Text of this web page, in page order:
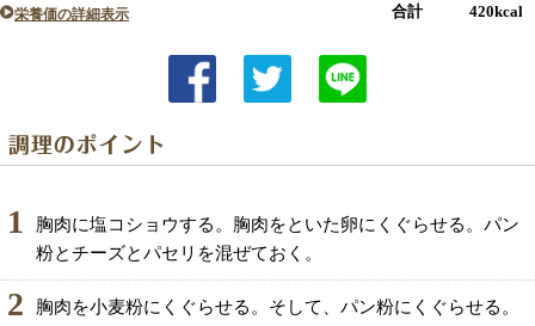
栄養価の詳細表示 合計 420kcal
1
胸肉に塩コショウする。胸肉をといた卵にくぐらせる。パン
粉とチーズとパセリを混ぜておく。
2 胸肉を小麦粉にくぐらせる。そして、パン粉にくぐらせる。